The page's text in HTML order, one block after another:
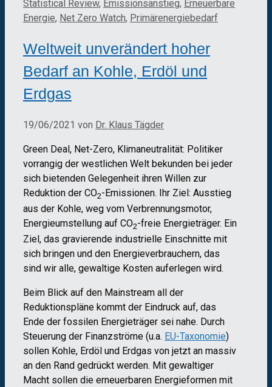
Statistical Review, Emissionsanstieg, Erneuerbare
Energie, Net Zero Watch, Primärenergiebedarf
Weltweit unverändert hoher
Bedarf an Kohle, Erdöl und
Erdgas
19/06/2021 von Dr. Klaus Tägder
Green Deal, Net-Zero, Klimaneutralität: Politiker
vorrangig der westlichen Welt bekunden bei jeder
sich bietenden Gelegenheit ihren Willen zur
Reduktion der CO2-Emissionen. Ihr Ziel: Ausstieg
aus der Kohle, weg vom Verbrennungsmotor,
Energieumstellung auf CO2-freie Energieträger. Ein
Ziel, das gravierende industrielle Einschnitte mit
sich bringen und den Energieverbrauchern, das
sind wir alle, gewaltige Kosten auferlegen wird.
Beim Blick auf den Mainstream all der
Reduktionspläne kommt der Eindruck auf, das
Ende der fossilen Energieträger sei nahe. Durch
Steuerung der Finanzströme (u.a. EU-Taxonomie)
sollen Kohle, Erdöl und Erdgas von jetzt an massiv
an den Rand gedrückt werden. Mit gewaltiger
Macht sollen die erneuerbaren Energieformen mit